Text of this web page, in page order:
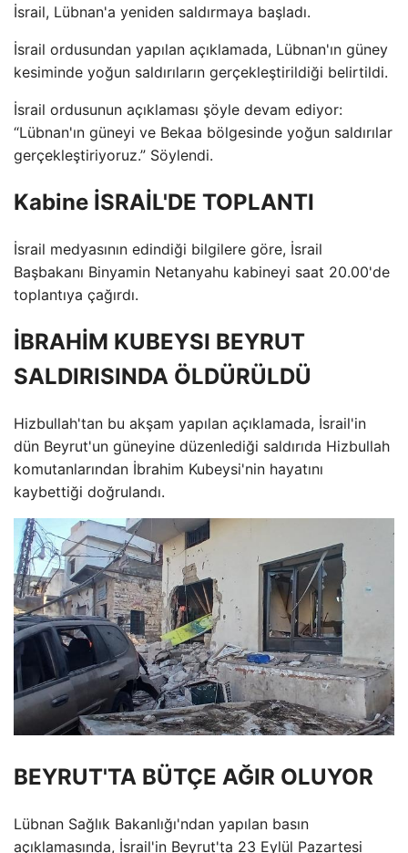
İsrail, Lübnan'a yeniden saldırmaya başladı.
İsrail ordusundan yapılan açıklamada, Lübnan'ın güney
kesiminde yoğun saldırıların gerçekleştirildiği belirtildi.
İsrail ordusunun açıklaması şöyle devam ediyor:
“Lübnan'ın güneyi ve Bekaa bölgesinde yoğun saldırılar
gerçekleştiriyoruz.” Söylendi.
Kabine İSRAİL'DE TOPLANTI
İsrail medyasının edindiği bilgilere göre, İsrail
Başbakanı Binyamin Netanyahu kabineyi saat 20.00'de
toplantıya çağırdı.
İBRAHİM KUBEYSI BEYRUT
SALDIRISINDA ÖLDÜRÜLDÜ
Hizbullah'tan bu akşam yapılan açıklamada, İsrail'in
dün Beyrut'un güneyine düzenlediği saldırıda Hizbullah
komutanlarından İbrahim Kubeysi'nin hayatını
kaybettiği doğrulandı.
BEYRUT'TA BÜTÇE AĞIR OLUYOR
Lübnan Sağlık Bakanlığı'ndan yapılan basın
açıklamasında, İsrail'in Beyrut'ta 23 Eylül Pazartesi